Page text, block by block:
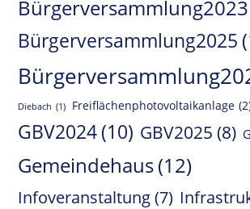
Bürgerversammlung2023
Bürgerversammlung2025
Diebach (1) Freiflächenphotovoltaikanlage
GBV2024(10) GBV2025 (8)
Gemeindehaus(12)
Infoveranstaltung(7)